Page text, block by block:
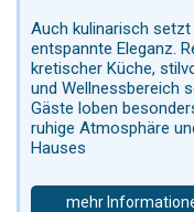
Auch kulinarisch
entspannte Eleganz.
kretischer Küche,
und Wellnessbereich
Gäste loben
ruhige Atmosphäre
Hauses
mehr